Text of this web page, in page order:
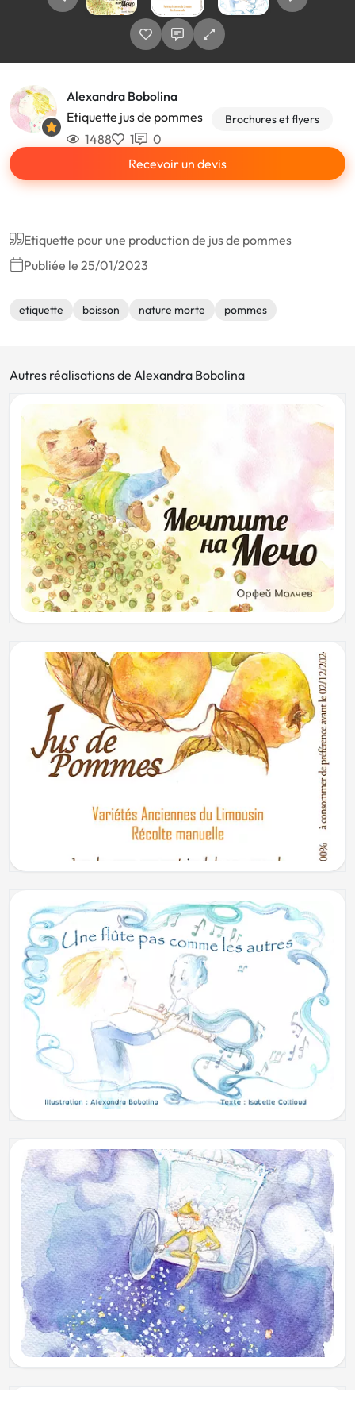
Alexandra Bobolina
Etiquette jus de pommes
Brochures et flyers
1488 1
0
Recevoir un devis
Etiquette pour une production de jus de pommes
Publiée le 25/01/2023
etiquette boisson nature morte pommes
Autres réalisations de Alexandra Bobolina